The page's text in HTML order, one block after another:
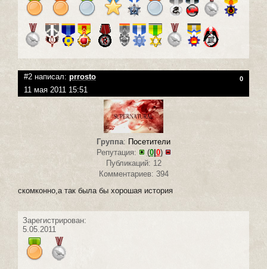
#2 написал: prrosto 0
11 мая 2011 15:51
Группа: Посетители
Репутация:
(0| 0)
Публикаций: 12
Комментариев: 394
скомконно,а так была бы хорошая история
Зарегистрирован:
5.05.2011